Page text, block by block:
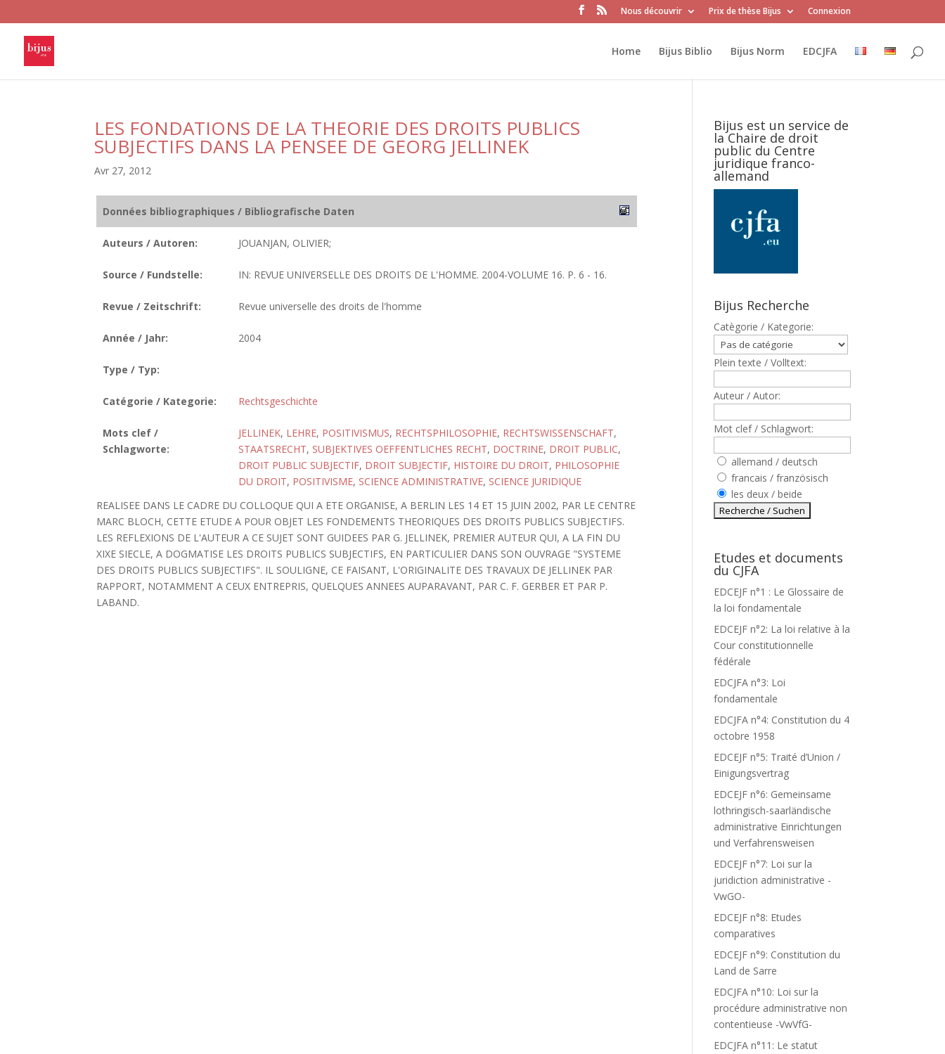
Nous découvrir Prix de thèse Bijus Connexion
Home Bijus Biblio Bijus Norm EDCJFA
LES FONDATIONS DE LA THEORIE DES DROITS PUBLICS
SUBJECTIFS DANS LA PENSEE DE GEORG JELLINEK
Avr 27, 2012
Données bibliographiques / Bibliografische Daten
Auteurs / Autoren: JOUANJAN, OLIVIER;
Source / Fundstelle: IN: REVUE UNIVERSELLE DES DROITS DE L'HOMME. 2004-VOLUME 16. P. 6 - 16.
Revue / Zeitschrift: Revue universelle des droits de l'homme
Année / Jahr: 2004
Type / Typ:
Catégorie / Kategorie: Rechtsgeschichte
Mots clef /
Schlagworte:
JELLINEK, LEHRE, POSITIVISMUS, RECHTSPHILOSOPHIE, RECHTSWISSENSCHAFT,
STAATSRECHT, SUBJEKTIVES OEFFENTLICHES RECHT, DOCTRINE, DROIT PUBLIC,
DROIT PUBLIC SUBJECTIF, DROIT SUBJECTIF, HISTOIRE DU DROIT, PHILOSOPHIE
DU DROIT, POSITIVISME, SCIENCE ADMINISTRATIVE, SCIENCE JURIDIQUE
REALISEE DANS LE CADRE DU COLLOQUE QUI A ETE ORGANISE, A BERLIN LES 14 ET 15 JUIN 2002, PAR LE CENTRE
MARC BLOCH, CETTE ETUDE A POUR OBJET LES FONDEMENTS THEORIQUES DES DROITS PUBLICS SUBJECTIFS.
LES REFLEXIONS DE L'AUTEUR A CE SUJET SONT GUIDEES PAR G. JELLINEK, PREMIER AUTEUR QUI, A LA FIN DU
XIXE SIECLE, A DOGMATISE LES DROITS PUBLICS SUBJECTIFS, EN PARTICULIER DANS SON OUVRAGE "SYSTEME
DES DROITS PUBLICS SUBJECTIFS". IL SOULIGNE, CE FAISANT, L'ORIGINALITE DES TRAVAUX DE JELLINEK PAR
RAPPORT, NOTAMMENT A CEUX ENTREPRIS, QUELQUES ANNEES AUPARAVANT, PAR C. F. GERBER ET PAR P.
LABAND.
Bijus est un service de
la Chaire de droit
public du Centre
juridique franco-
allemand
Bijus Recherche
Catègorie / Kategorie:
Plein texte / Volltext:
Auteur / Autor:
Mot clef / Schlagwort:
allemand / deutsch
francais / französisch
les deux / beide
Etudes et documents
du CJFA
EDCEJF n°1 : Le Glossaire de
la loi fondamentale
EDCEJF n°2: La loi relative à la
Cour constitutionnelle
fédérale
EDCJFA n°3: Loi
fondamentale
EDCJFA n°4: Constitution du 4
octobre 1958
EDCEJF n°5: Traité d’Union /
Einigungsvertrag
EDCEJF n°6: Gemeinsame
lothringisch-saarländische
administrative Einrichtungen
und Verfahrensweisen
EDCEJF n°7: Loi sur la
juridiction administrative -
VwGO-
EDCEJF n°8: Etudes
comparatives
EDCEJF n°9: Constitution du
Land de Sarre
EDCJFA n°10: Loi sur la
procédure administrative non
contentieuse -VwVfG-
EDCJFA n°11: Le statut